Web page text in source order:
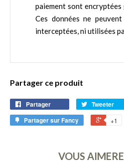
paiement sont
Ces données ne
interceptées, ni utilisées
Partager ce produit
Partager Tweeter
Partager sur Fancy
+1
VOUS